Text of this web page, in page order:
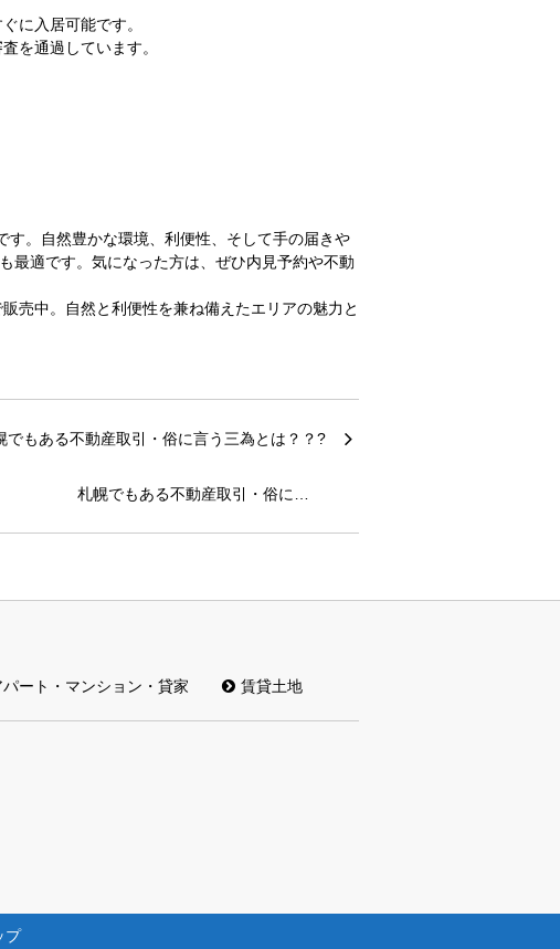
に入居可能です。
を通過しています。
。自然豊かな環境、利便性、そして手の届きや
最適です。気になった方は、ぜひ内見予約や不動
売中。自然と利便性を兼ね備えたエリアの魅力と
札幌でもある不動産取引・俗に…
ート・マンション・貸家 賃貸土地
プ